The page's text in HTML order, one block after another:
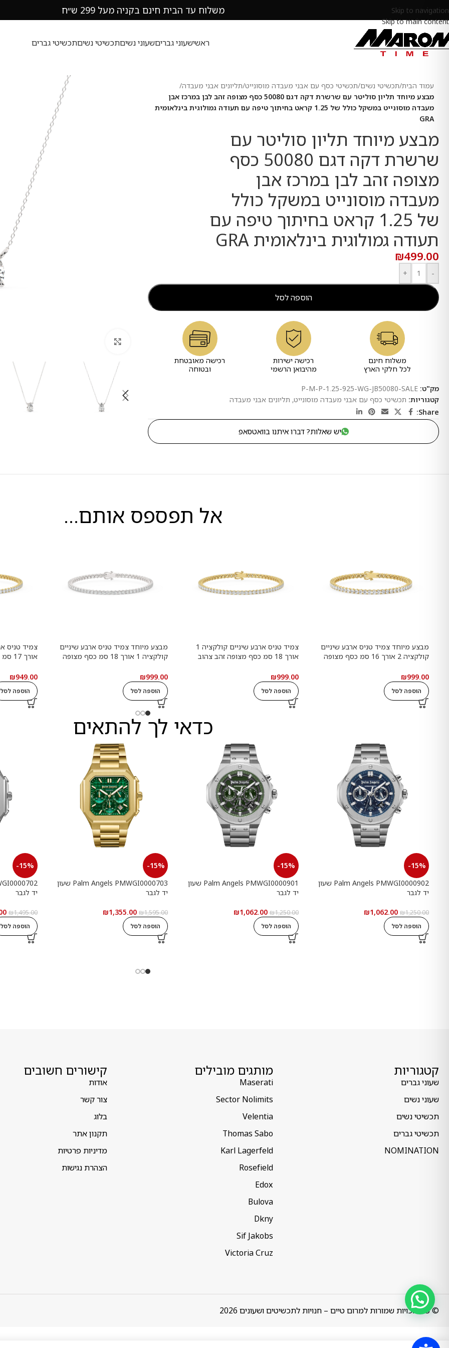
Skip to navigation
Skip to main content
משלוח עד הבית חינם בקניה מעל 299 ש״ח
ראשישעוני גבריםשעוני נשיםתכשיטי נשיםתכשיטי גברים
עמוד הבית/תכשיטי נשים/תכשיטי כסף עם אבני מעבדה מוסונייט/תליונים אבני מעבדה/
מבצע מיוחד תליון סוליטר עם שרשרת דקה דגם 50080 כסף מצופה זהב לבן במרכז אבן
מעבדה מוסונייט במשקל כולל של 1.25 קראט בחיתוך טיפה עם תעודה גמולוגית בינלאומית
GRA
מבצע מיוחד תליון סוליטר עם
שרשרת דקה דגם 50080 כסף
מצופה זהב לבן במרכז אבן
מעבדה מוסונייט במשקל כולל
של 1.25 קראט בחיתוך טיפה עם
תעודה גמולוגית בינלאומית GRA
₪499.00
-
+
הוספה לסל
משלוח חינם
לכל חלקי הארץ
רכישה ישירות
מהיבואן הרשמי
רכישה מאובטחת
ובטוחה
מק"ט: P-M-P-1.25-925-WG-JB50080-SALE
קטגוריות: תכשיטי כסף עם אבני מעבדה מוסונייט, תליונים אבני מעבדה
Share:
יש שאלות? דברו איתנו בוואטסאפ
אל תפספס אותם...
מבצע מיוחד צמיד טניס ארבע שיניים
קולקציה 2 אורך 16 סמ כסף מצופה
תעודה גמולוגית
₪999.00
הוספה לסל
צמיד טניס ארבע שיניים קולקציה 1
אורך 18 סמ כסף מצופה זהב צהוב
גמולוגית
₪999.00
הוספה לסל
מבצע מיוחד צמיד טניס ארבע שיניים
קולקציה 1 אורך 18 סמ כסף מצופה
תעודה גמולוגית
₪999.00
הוספה לסל
גמולוגית
₪949.00
הוספה לסל
כדאי לך להתאים
-15%
Palm Angels PMWGI0000902 שעון
יד לגבר
₪1,250.00
₪1,062.00
הוספה לסל
-15%
Palm Angels PMWGI0000901 שעון
יד לגבר
₪1,250.00
₪1,062.00
הוספה לסל
-15%
Palm Angels PMWGI0000703 שעון
יד לגבר
₪1,595.00
₪1,355.00
הוספה לסל
-15%
יד לגבר
₪1,495.00
הוספה לסל
קטגוריות
שעוני גברים
שעוני נשים
תכשיטי נשים
תכשיטי גברים
NOMINATION
מותגים מובילים
Maserati
Sector Nolimits
Velentia
Thomas Sabo
Karl Lagerfeld
Rosefield
Edox
Bulova
Dkny
Sif Jakobs
Victoria Cruz
קישורים חשובים
אודות
צור קשר
בלוג
תקנון אתר
מדיניות פרטיות
הצהרת נגישות
© כל הזכויות שמורות למרום טיים – חנויות לתכשיטים ושעונים 2026